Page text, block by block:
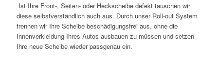
Ist Ihre Front-, Seiten- oder Heckscheibe defekt tauschen wir
diese selbstverständlich auch aus. Durch unser Roll-out System
trennen wir Ihre Scheibe beschädigungsfrei aus, ohne die
Innenverkleidung Ihres Autos ausbauen zu müssen und setzen
Ihre neue Scheibe wieder passgenau ein.